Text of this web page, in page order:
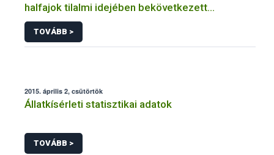
halfajok tilalmi idejében bekövetkezett
változások
TOVÁBB >
2015. április 2, csütörtök
Állatkísérleti statisztikai adatok
TOVÁBB >